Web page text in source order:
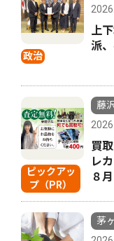
政治
上
派
ピックアッ
プ（PR）
藤
買
レ
８
茅